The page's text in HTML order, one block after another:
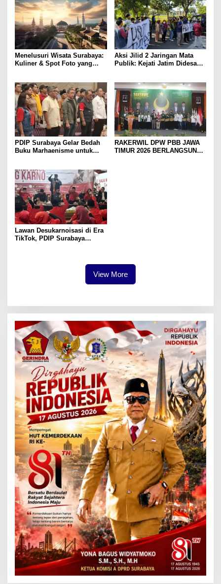
Menelusuri Wisata Surabaya:
Kuliner & Spot Foto yang
Aksi Jilid 2 Jaringan Mata
Publik: Kejati Jatim Didesak
PDIP Surabaya Gelar Bedah
Buku Marhaenisme untuk
Besar
RAKERWIL DPW PBB JAWA
TIMUR 2026 BERLANGSUNG
Lawan Desukarnoisasi di Era
TikTok, PDIP Surabaya
View More